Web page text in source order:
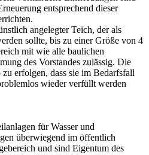
entsprechend dieser
angelegter Teich, der als
sollte, bis zu einer Größe von 4
mit wie alle baulichen
des Vorstandes zulässig. Die
erfolgen, dass sie im Bedarfsfall
wieder verfüllt werden
für Wasser und
überwiegend im öffentlich
und sind Eigentum des